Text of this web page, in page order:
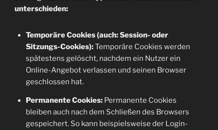
unterschieden:
Temporäre Cookies (auch: Session- oder
Sitzungs-Cookies):Temporäre Cookies werden
spätestens gelöscht, nachdem ein Nutzer ein
Online-Angebot verlassen und seinen Browser
geschlossen hat.
Permanente Cookies:Permanente Cookies
bleiben auch nach dem Schließen des Browsers
gespeichert. So kann beispielsweise der Login-